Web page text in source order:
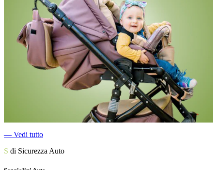
― Vedi tutto
S di Sicurezza Auto